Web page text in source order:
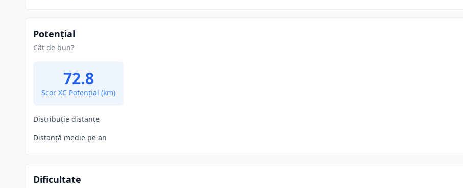
Potențial
Cât de bun?
72.8
Scor XC Potențial (km)
Distribuție distanțe
Distanță medie pe an
Dificultate